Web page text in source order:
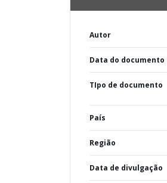
Autor
Data do documento
TIpo de documento
País
Região
Data de divulgação